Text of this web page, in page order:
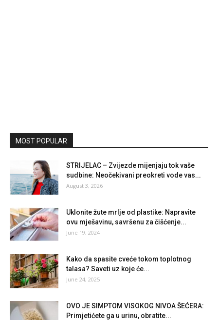
MOST POPULAR
STRIJELAC – Zvijezde mijenjaju tok vaše
sudbine: Neočekivani preokreti vode vas...
August 3, 2026
Uklonite žute mrlje od plastike: Napravite
ovu mješavinu, savršenu za čišćenje...
June 19, 2024
Kako da spasite cveće tokom toplotnog
talasa? Saveti uz koje će...
June 24, 2025
OVO JE SIMPTOM VISOKOG NIVOA ŠEĆERA:
Primjetićete ga u urinu, obratite...